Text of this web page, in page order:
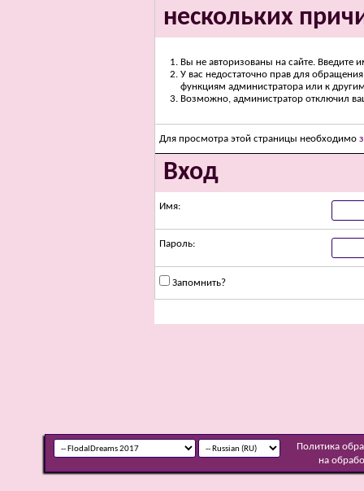
нескольких
Вы не авторизованы на сайте. Введите
У вас недостаточно прав для
функциям администратора или к
Возможно, администратор отключил
Для просмотра этой страницы необходимо
Вход
Имя:
Пароль:
Запомнить?
Политика
на